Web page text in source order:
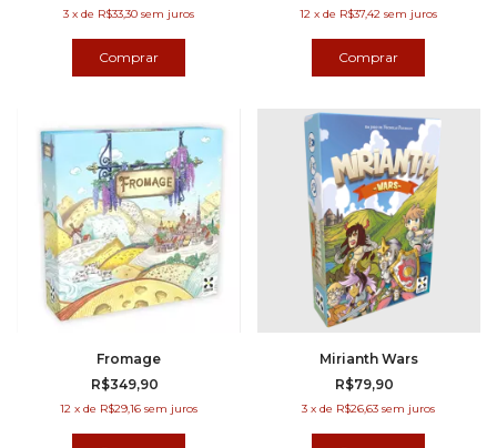
3 x de R$33,30 sem juros 12 xde R$37,42 sem juros
Fromage
R$349,90
12 x de R$29,16 sem juros
Mirianth Wars
R$79,90
3 xde R$26,63 sem juros